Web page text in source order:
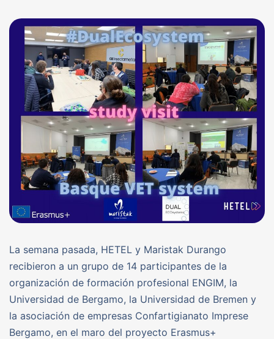
La semana pasada, HETEL y Maristak Durango
recibieron a un grupo de 14 participantes de la
organización de formación profesional ENGIM, la
Universidad de Bergamo, la Universidad de Bremen y
la asociación de empresas Confartigianato Imprese
Bergamo, en el maro del proyecto Erasmus+